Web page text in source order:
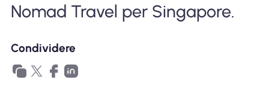
Nomad Travel per Singapore.
Condividere